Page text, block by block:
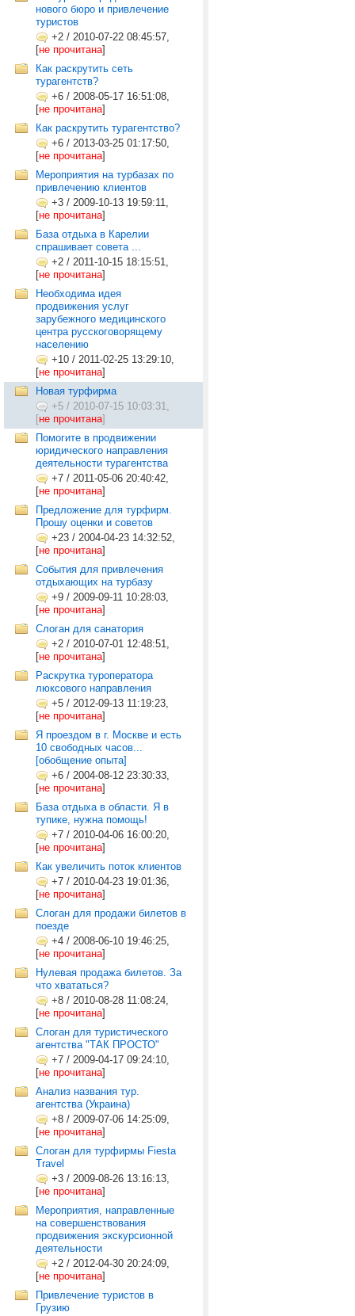
нового бюро и привлечение
туристов
+2 / 2010-07-22 08:45:57,
[не прочитана]
Как раскрутить сеть
турагентств?
+6 / 2008-05-17 16:51:08,
[не прочитана]
Как раскрутить турагентство?
+6 / 2013-03-25 01:17:50,
[не прочитана]
Мероприятия на турбазах по
привлечению клиентов
+3 / 2009-10-13 19:59:11,
[не прочитана]
База отдыха в Карелии
спрашивает совета ...
+2 / 2011-10-15 18:15:51,
[не прочитана]
Необходима идея
продвижения услуг
зарубежного медицинского
центра русскоговорящему
населению
+10 / 2011-02-25 13:29:10,
[не прочитана]
Новая турфирма
+5 / 2010-07-15 10:03:31,
[не прочитана]
Помогите в продвижении
юридического направления
деятельности турагентства
+7 / 2011-05-06 20:40:42,
[не прочитана]
Предложение для турфирм.
Прошу оценки и советов
+23 / 2004-04-23 14:32:52,
[не прочитана]
События для привлечения
отдыхающих на турбазу
+9 / 2009-09-11 10:28:03,
[не прочитана]
Слоган для санатория
+2 / 2010-07-01 12:48:51,
[не прочитана]
Раскрутка туроператора
люксового направления
+5 / 2012-09-13 11:19:23,
[не прочитана]
Я проездом в г. Москве и есть
10 свободных часов...
[обобщение опыта]
+6 / 2004-08-12 23:30:33,
[не прочитана]
База отдыха в области. Я в
тупике, нужна помощь!
+7 / 2010-04-06 16:00:20,
[не прочитана]
Как увеличить поток клиентов
+7 / 2010-04-23 19:01:36,
[не прочитана]
Слоган для продажи билетов в
поезде
+4 / 2008-06-10 19:46:25,
[не прочитана]
Нулевая продажа билетов. За
что хвататься?
+8 / 2010-08-28 11:08:24,
[не прочитана]
Слоган для туристического
агентства "ТАК ПРОСТО"
+7 / 2009-04-17 09:24:10,
[не прочитана]
Анализ названия тур.
агентства (Украина)
+8 / 2009-07-06 14:25:09,
[не прочитана]
Слоган для турфирмы Fiesta
Travel
+3 / 2009-08-26 13:16:13,
[не прочитана]
Мероприятия, направленные
на совершенствования
продвижения экскурсионной
деятельности
+2 / 2012-04-30 20:24:09,
[не прочитана]
Привлечение туристов в
Грузию